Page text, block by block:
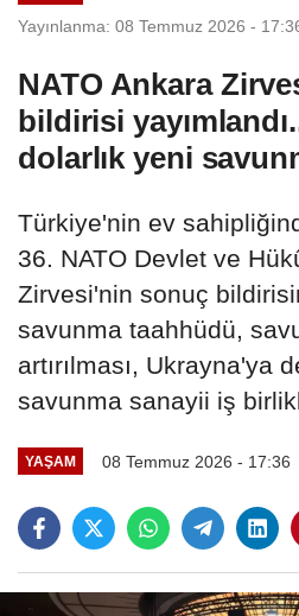
Yayınlanma: 08 Temmuz 2026 -
NATO Ankara
bildirisi
dolarlık yeni
Türkiye'nin ev
36. NATO Devlet ve
Zirvesi'nin sonuç
savunma taahhüdü,
artırılması, Ukrayna'ya
savunma sanayii iş
YAŞAM 08 Temmuz 2026 - 17:36